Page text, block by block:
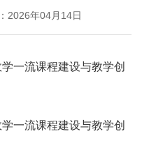
2026年04月14日
一流课程建设与教学创
一流课程建设与教学创